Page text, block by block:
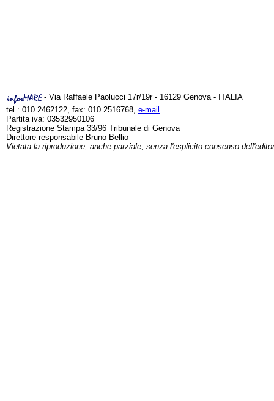
- Via Raffaele Paolucci 17r/19r - 16129 Genova - ITALIA
tel.: 010.2462122, fax: 010.2516768, e-mail
Partita iva: 03532950106
Registrazione Stampa 33/96 Tribunale di Genova
Direttore responsabile Bruno Bellio
Vietata la riproduzione, anche parziale, senza l'esplicito consenso